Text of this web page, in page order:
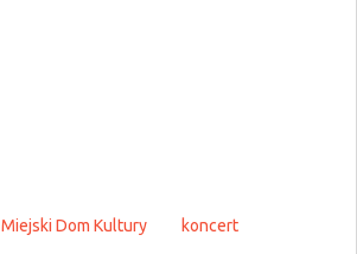
Miejski Dom Kultury koncert